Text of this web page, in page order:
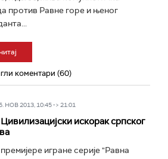
против Равне горе и њеног
коментари (60)
НОВ 2013, 10:45 -> 21:01
Цивилизацијски искорак српског
игране серије "Равна